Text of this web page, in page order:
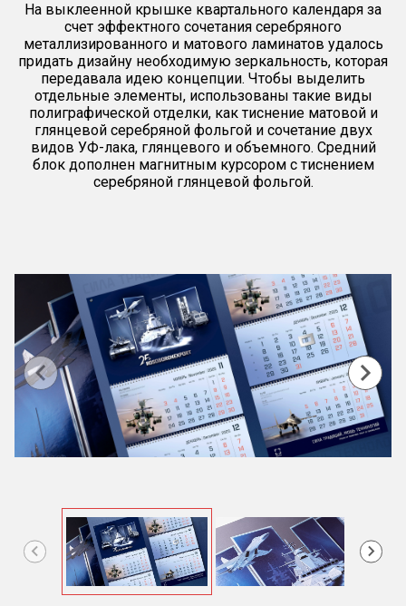
На выклеенной крышке квартального календаря за
счет эффектного сочетания серебряного
металлизированного и матового ламинатов удалось
придать дизайну необходимую зеркальность, которая
передавала идею концепции. Чтобы выделить
отдельные элементы, использованы такие виды
полиграфической отделки, как тиснение матовой и
глянцевой серебряной фольгой и сочетание двух
видов УФ-лака, глянцевого и объемного. Средний
блок дополнен магнитным курсором с тиснением
серебряной глянцевой фольгой.